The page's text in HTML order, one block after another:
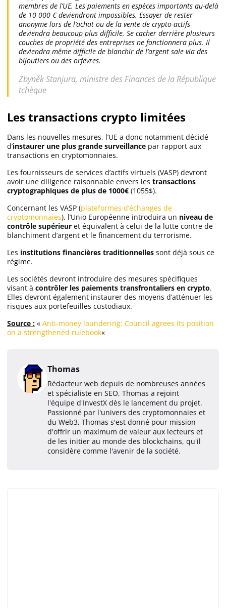
Investir
Meilleures plateformes
Meilleurs wallets
membres de l’UE. Les paiements en espèces importants au-delà
de 10 000 € deviendront impossibles. Essayer de rester
anonyme lors de l’achat ou de la vente de crypto-actifs
deviendra beaucoup plus difficile. Se cacher derrière plusieurs
couches de propriété des entreprises ne fonctionnera plus. Il
deviendra même difficile de blanchir de l’argent sale via des
bijoutiers ou des orfèvres.
Zbyněk Stanjura, ministre des Finances de la République
tchèque
Les transactions crypto limitées
Dans les nouvelles mesures, l’UE a donc notamment décidé
d’instaurer une plus grande surveillance par rapport aux
transactions en cryptomonnaies.
Les fournisseurs de services d’actifs virtuels (VASP) devront
avoir une diligence raisonnable envers les transactions
cryptographiques de plus de 1000€ (1055$).
Concernant les VASP (plateformes d’échanges de
cryptomonnaies), l’Unio Européenne introduira un niveau de
contrôle supérieur et équivalent à celui de la lutte contre de
blanchiment d’argent et le financement du terrorisme.
Les institutions financières traditionnelles sont déjà sous ce
régime.
Les sociétés devront introduire des mesures spécifiques
visant à contrôler les paiements transfrontaliers en crypto.
Elles devront également instaurer des moyens d’atténuer les
risques aux portefeuilles custodiaux.
Source : « Anti-money laundering: Council agrees its position
on a strengthened rulebook«
Thomas
Rédacteur web depuis de nombreuses années
et spécialiste en SEO, Thomas a rejoint
l'équipe d'InvestX dès le lancement du projet.
Passionné par l'univers des cryptomonnaies et
du Web3, Thomas s'est donné pour mission
d'offrir un maximum de valeur aux lecteurs et
de les initier au monde des blockchains, qu'il
considère comme l'avenir de la société.